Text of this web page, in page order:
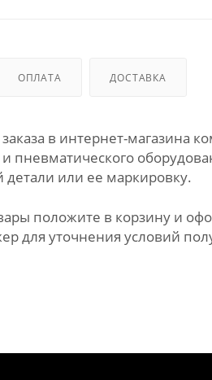
ОПЛАТА ДОСТАВКА
в интернет-магазина
и пневматического
или ее маркировку.
положите в корзину и
для уточнения условий